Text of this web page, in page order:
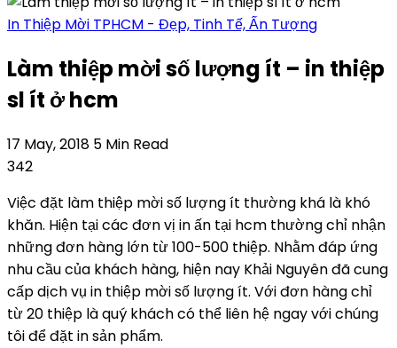
In Thiệp Mời TPHCM - Đẹp, Tinh Tế, Ấn Tượng
Làm thiệp mời số lượng ít – in thiệp
sl ít ở hcm
17 May, 2018 5 Min Read
342
Việc đặt làm thiệp mời số lượng ít thường khá là khó
khăn. Hiện tại các đơn vị in ấn tại hcm thường chỉ nhận
những đơn hàng lớn từ 100-500 thiệp. Nhằm đáp ứng
nhu cầu của khách hàng, hiện nay Khải Nguyên đã cung
cấp dịch vụ in thiệp mời số lượng ít. Với đơn hàng chỉ
từ 20 thiệp là quý khách có thể liên hệ ngay với chúng
tôi để đặt in sản phẩm.